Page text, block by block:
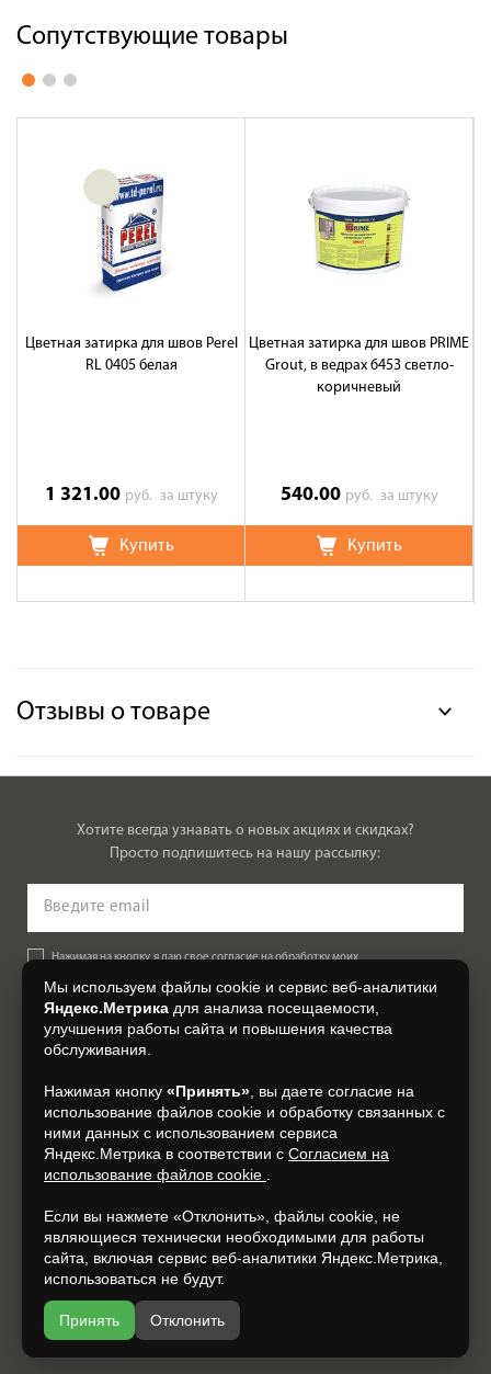
Сопутствующие товары
Цветная затирка для швов Perel
RL 0405 белая
1 321.00 руб. за штуку
Купить
Цветная затирка для швов PRIME
Grout, в ведрах 6453 светло-
коричневый
540.00 руб. за штуку
Купить
Отзывы о товаре
Хотите всегда узнавать о новых акциях и скидках?
Просто подпишитесь на нашу рассылку:
Нажимая на кнопку, я даю свое согласие на обработку моих
Согласии на обработку персональных данных.
+7 (4812) 548-777
Разработка и продвижение —
Мы используем файлы cookie и сервис веб-аналитики
Яндекс.Метрика для анализа посещаемости,
улучшения работы сайта и повышения качества
обслуживания.
Нажимая кнопку «Принять» , вы даете согласие на
использование файлов cookie и обработку связанных с
ними данных с использованием сервиса
Яндекс.Метрика в соответствии с Согласием на
использование файлов cookie
Если вы нажмете «Отклонить», файлы cookie, не
являющиеся технически необходимыми для работы
сайта, включая сервис веб-аналитики Яндекс.Метрика,
использоваться не будут.
Принять Отклонить